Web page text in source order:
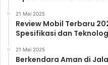
21 Mei 2025
Review Mobil Terbaru
Spesifikasi dan
21 Mei 2025
Berkendara Aman di